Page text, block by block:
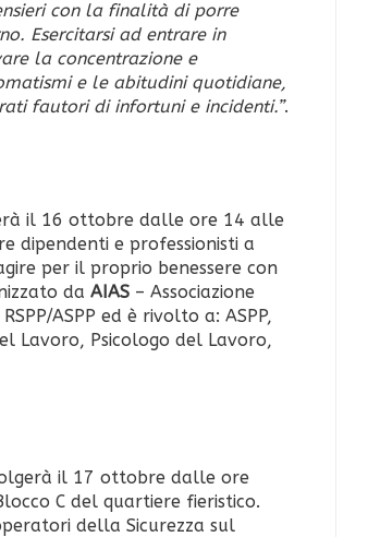
con la finalità di porre
Esercitarsi ad entrare in
la concentrazione e
e le abitudini quotidiane,
fautori di infortuni e incidenti.”.
il 16 ottobre dalle ore 14 alle
dipendenti e professionisti a
per il proprio benessere con
da AIAS – Associazione
ASPP ed è rivolto a: ASPP,
Lavoro, Psicologo del Lavoro,
il 17 ottobre dalle ore
C del quartiere fieristico.
della Sicurezza sul